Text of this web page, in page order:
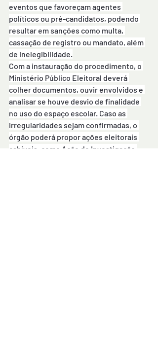
eventos que favoreçam agentes
políticos ou pré-candidatos, podendo
resultar em sanções como multa,
cassação de registro ou mandato, além
de inelegibilidade.
Com a instauração do procedimento, o
Ministério Público Eleitoral deverá
colher documentos, ouvir envolvidos e
analisar se houve desvio de finalidade
no uso do espaço escolar. Caso as
irregularidades sejam confirmadas, o
órgão poderá propor ações eleitorais
cabíveis, como Ação de Investigação